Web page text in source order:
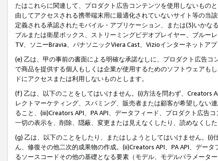
たはこれらに関連して、プロダクト広告コンテンツを使用しないもの
由してアクセスされる携帯端末用に最適化されていないサイト等の当
定義される承認されたモバイル・アプリケーション、または(3)いか
ブルまたは衛星ボックス、ストリーミングビデオプレイヤー、ブルー
TV、ソニーBravia、パナソニックViera Cast、Vizioインターネットア
(e) 乙は、甲の事前の書面による明確な承諾なしに、プロダクト広告
で商品を提供する個人もしくは企業が使用するためのソフトウェアも
ドにアクセスまたは利用しないものとします。
(f) 乙は、以下のことをしてはいけません。(i)方法を問わず、Creators
レクトマーケティング、スパミング、販売者または顧客が希望しない
ること、(iii)Creators API、PA API、データフィード、プロダクト広告
一切の表示を、削除、隠蔽、変更または見えなくしたり、読めなくし
(g) 乙は、以下のことをしたり、またはしようとしてはいけません。
ん、修復その他二次的成果物の作成。(ii)Creators API、PA API、デー
るソースコードその他の基礎となる要素（モデル、モデルパラメータ